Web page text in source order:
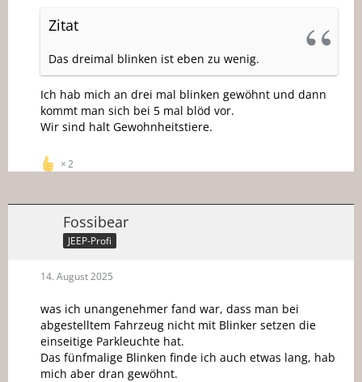
Zitat
Das dreimal blinken ist eben zu wenig.
Ich hab mich an drei mal blinken gewöhnt und dann
kommt man sich bei 5 mal blöd vor.
Wir sind halt Gewohnheitstiere.
2
Fossibear
JEEP-Profi
14. August 2025
was ich unangenehmer fand war, dass man bei
abgestelltem Fahrzeug nicht mit Blinker setzen die
einseitige Parkleuchte hat.
Das fünfmalige Blinken finde ich auch etwas lang, hab
mich aber dran gewöhnt.